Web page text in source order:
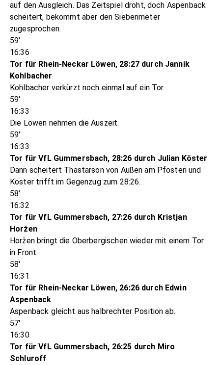
auf den Ausgleich. Das Zeitspiel droht, doch Aspenback
scheitert, bekommt aber den Siebenmeter
zugesprochen.
59'
16:36
Tor für Rhein-Neckar Löwen, 28:27 durch Jannik
Kohlbacher
Kohlbacher verkürzt noch einmal auf ein Tor.
59'
16:33
Die Löwen nehmen die Auszeit.
59'
16:33
Tor für VfL Gummersbach, 28:26 durch Julian Köster
Dann scheitert Thastarson von Außen am Pfosten und
Köster trifft im Gegenzug zum 28:26.
58'
16:32
Tor für VfL Gummersbach, 27:26 durch Kristjan
Horžen
Horžen bringt die Oberbergischen wieder mit einem Tor
in Front.
58'
16:31
Tor für Rhein-Neckar Löwen, 26:26 durch Edwin
Aspenback
Aspenback gleicht aus halbrechter Position ab.
57'
16:30
Tor für VfL Gummersbach, 26:25 durch Miro
Schluroff